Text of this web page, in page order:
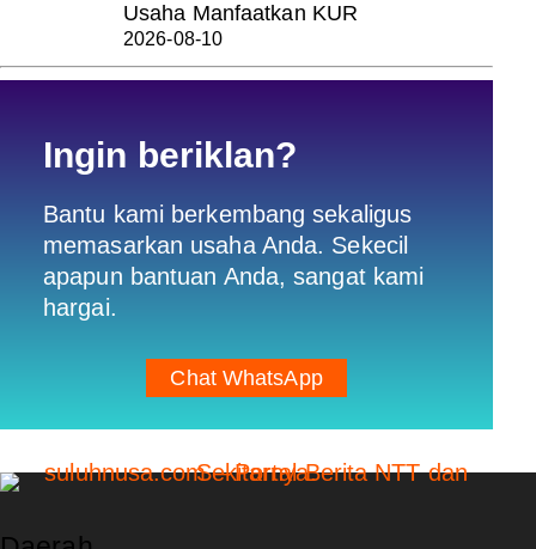
Usaha Manfaatkan KUR
2026-08-10
Ingin beriklan?
Bantu kami berkembang sekaligus
memasarkan usaha Anda. Sekecil
apapun bantuan Anda, sangat kami
hargai.
Chat WhatsApp